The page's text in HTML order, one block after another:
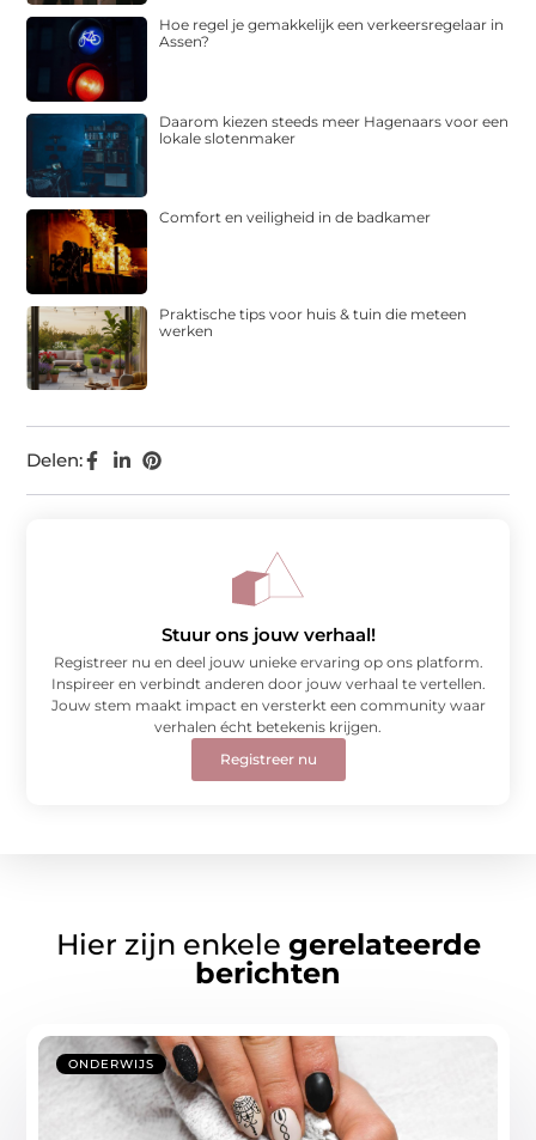
Delen:
Hoe regel je gemakkelijk een verkeersregelaar in
Assen?
Daarom kiezen steeds meer Hagenaars voor een
lokale slotenmaker
Comfort en veiligheid in de badkamer
Praktische tips voor huis & tuin die meteen
werken
Stuur ons jouw verhaal!
Registreer nu en deel jouw unieke ervaring op ons platform.
Inspireer en verbindt anderen door jouw verhaal te vertellen.
Jouw stem maakt impact en versterkt een community waar
verhalen écht betekenis krijgen.
Registreer nu
Hier zijn enkele gerelateerde
berichten
ONDERWIJS